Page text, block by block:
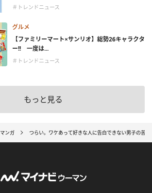
＃トレンドニュース
グルメ
【ファミリーマート×サンリオ】総勢26キャラクタ
ー!! 一度は...
＃トレンドニュース
もっと見る
マンガ つらい。ワケあって好きな人に告白できない男子の苦